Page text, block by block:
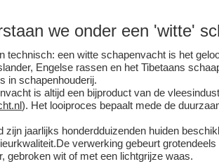
we onder een 'witte'
technisch: een witte schapenvacht is het
Engelse rassen en het Tibetaans
in schapenhouderij.
is altijd een bijproduct van de
). Het looiproces bepaalt mede de
zijn jaarlijks honderdduizenden huiden
verwerking gebeurt
gebroken wit of met een lichtgrijze waas.